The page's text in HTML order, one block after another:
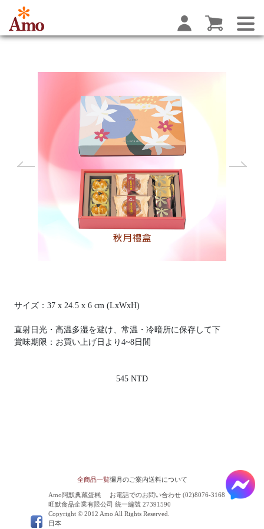
サイズ：37 x 24.5 x 6 cm (LxWxH)
直射日光・高温多湿を避け、常温・冷暗所に保存して下
賞味期限：お買い上げ日より4~8日間
545 NTD
全商品一覧彌月のご案内送料について
Amo阿默典藏蛋糕
お電話でのお問い合わせ (02)8076-3168
旺默食品企業有限公司 統一編號 27391590
Copyright © 2012 Amo All Rights Reserved.
日本